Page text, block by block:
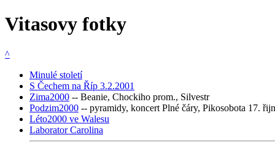
Vitasovy fotky
^
Minulé století
S Čechem na Říp 3.2.2001
Zima2000 -- Beanie, Chockiho prom., Silvestr
Podzim2000 -- pyramidy, koncert Plné čáry, Pikosobota 17.
Léto2000 ve Walesu
Laborator Carolina